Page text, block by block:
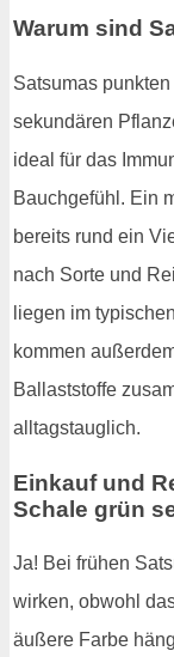
Warum sind
Satsumas
sekundären
ideal für das
Bauchgefühl. Ein
bereits rund ein
nach Sorte und
liegen im
kommen
Ballaststoffe
alltagstauglich.
Einkauf und
Schale grün
Ja! Bei frühen
wirken, obwohl
äußere Farbe